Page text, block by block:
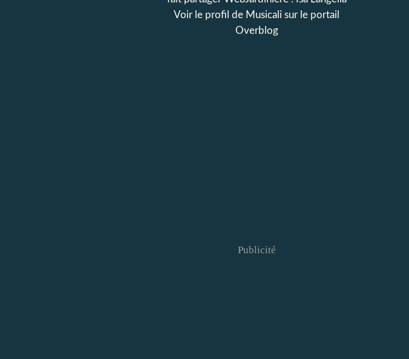
Voir le profil de Musicali sur le portail
Overblog
Publicité